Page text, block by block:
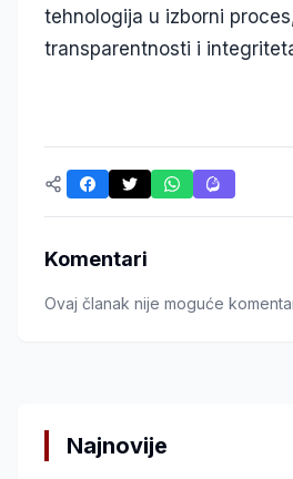
tehnologija u izborni
transparentnosti i
Komentari
Ovaj članak nije moguće
Najnovije